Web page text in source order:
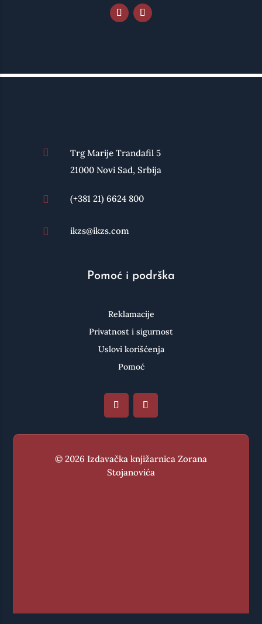

Trg Marije Trandafil 5
21000 Novi Sad, Srbija
 (+381 21) 6624 800
 ikzs@ikzs.com
Pomoć i podrška
Reklamacije
Privatnost i sigurnost
Uslovi korišćenja
Pomoć
© 2026 Izdavačka knjižarnica Zorana
Stojanovića